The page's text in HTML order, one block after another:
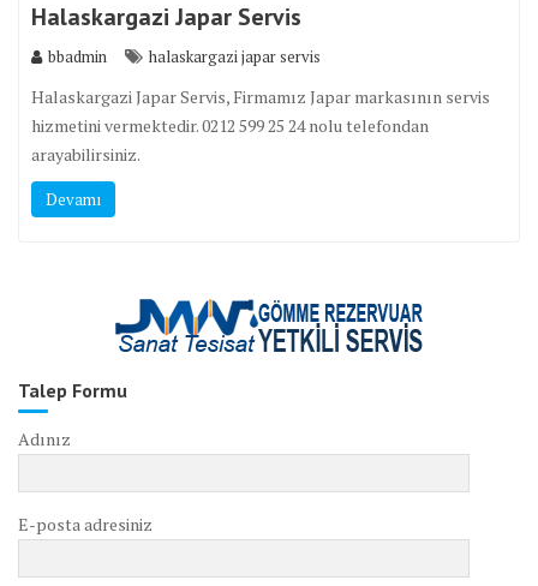
Halaskargazi Japar Servis
bbadmin halaskargazi japar servis
Halaskargazi Japar Servis, Firmamız Japar markasının servis
hizmetini vermektedir. 0212 599 25 24 nolu telefondan
arayabilirsiniz.
Devamı
Talep Formu
Adınız
E-posta adresiniz